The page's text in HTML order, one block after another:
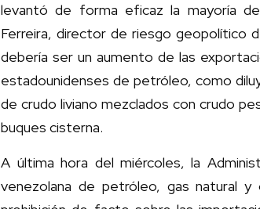
levantó de forma eficaz la mayoría
Ferreira, director de riesgo geopolítico
debería ser un aumento de las
estadounidenses de petróleo, como
de crudo liviano mezclados con crudo
buques cisterna.
A última hora del miércoles, la
venezolana de petróleo, gas natural